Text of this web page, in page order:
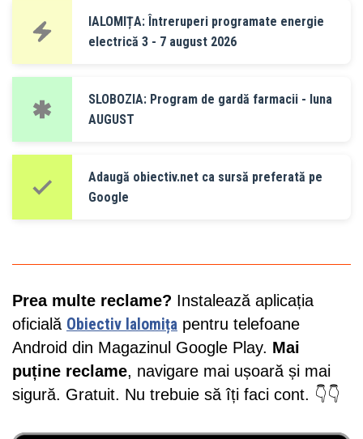
IALOMIȚA: Întreruperi programate energie
electrică 3 - 7 august 2026
SLOBOZIA: Program de gardă farmacii - luna
AUGUST
Adaugă obiectiv.net ca sursă preferată pe
Google
Prea multe reclame? Instalează aplicația
oficială Obiectiv Ialomița pentru telefoane
Android din Magazinul Google Play. Mai
puține reclame, navigare mai ușoară și mai
sigură. Gratuit. Nu trebuie să îți faci cont. 👇👇